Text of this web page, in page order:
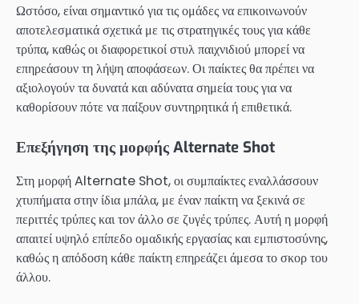
Ωστόσο, είναι σημαντικό για τις ομάδες να επικοινωνούν
αποτελεσματικά σχετικά με τις στρατηγικές τους για κάθε
τρύπα, καθώς οι διαφορετικοί στυλ παιχνιδιού μπορεί να
επηρεάσουν τη λήψη αποφάσεων. Οι παίκτες θα πρέπει να
αξιολογούν τα δυνατά και αδύνατα σημεία τους για να
καθορίσουν πότε να παίξουν συντηρητικά ή επιθετικά.
Επεξήγηση της μορφής Alternate Shot
Στη μορφή Alternate Shot, οι συμπαίκτες εναλλάσσουν
χτυπήματα στην ίδια μπάλα, με έναν παίκτη να ξεκινά σε
περιττές τρύπες και τον άλλο σε ζυγές τρύπες. Αυτή η μορφή
απαιτεί υψηλό επίπεδο ομαδικής εργασίας και εμπιστοσύνης,
καθώς η απόδοση κάθε παίκτη επηρεάζει άμεσα το σκορ του
άλλου.